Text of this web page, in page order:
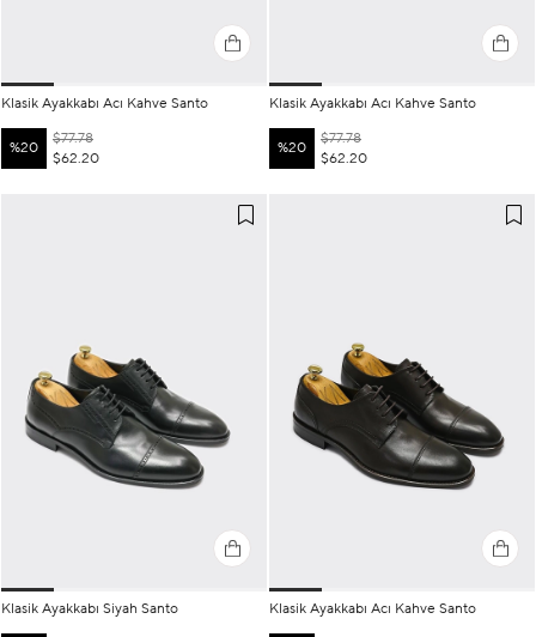
Klasik Ayakkabı Acı Kahve Santo
%20
$62.20
$77.78
Klasik Ayakkabı Acı Kahve Santo
%20
$62.20
$77.78
Klasik Ayakkabı Siyah Santo Klasik Ayakkabı Acı Kahve Santo